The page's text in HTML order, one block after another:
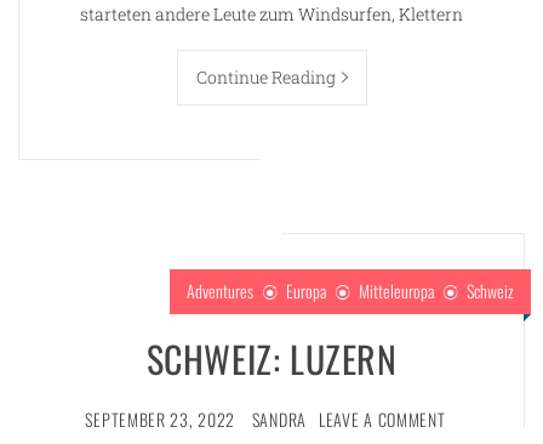
starteten andere Leute zum Windsurfen, Klettern
Continue Reading
Adventures Europa Mitteleuropa Schweiz
SCHWEIZ: LUZERN
SEPTEMBER 23, 2022 SANDRA LEAVE A COMMENT